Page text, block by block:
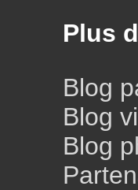
Plus
Blog
Blog
Blog